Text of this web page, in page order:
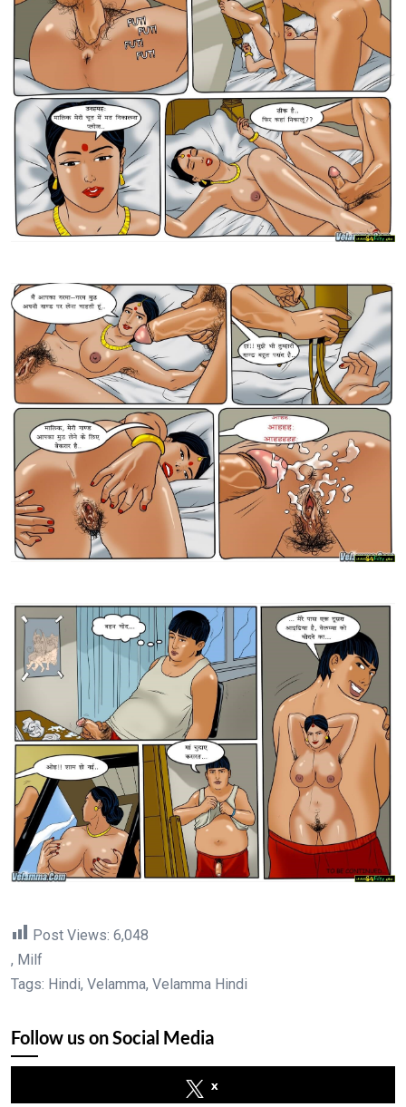
Post Views: 6,048
, Milf
Tags: Hindi, Velamma, Velamma Hindi
Follow us on Social Media
x